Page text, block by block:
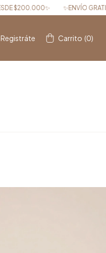
✨ENVÍO GRATIS DESDE
Registráte Carrito (0)